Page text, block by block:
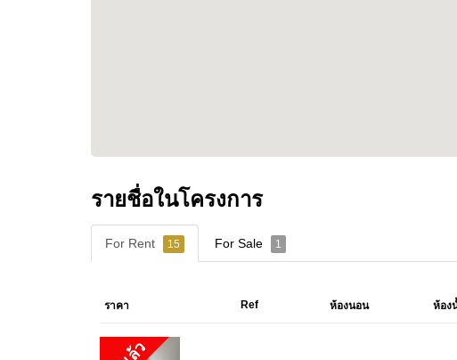
รายชื่อในโครงการ
For Rent 15 For Sale 1
ราคา Ref ห้องนอน ห้อง